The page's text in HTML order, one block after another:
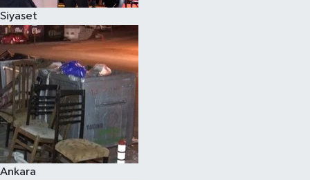
Siyaset
Ankara